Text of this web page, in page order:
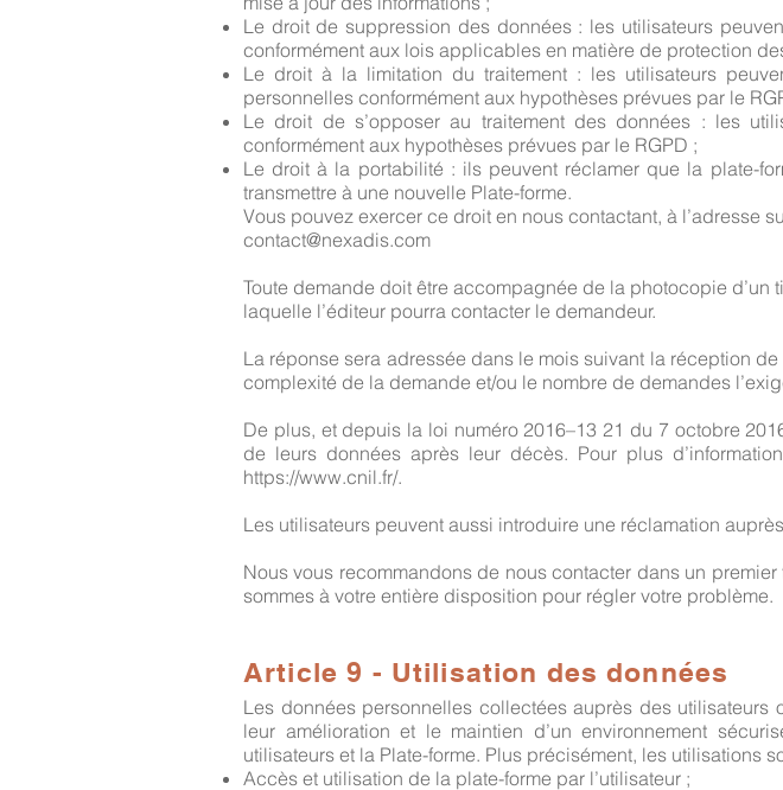
Le droit de suppression des données : les utilisateurs
conformément aux lois applicables en matière de protection
Le droit à la limitation du traitement : les utilisateurs
personnelles conformément aux hypothèses prévues par le
Le droit de s’opposer au traitement des données : les
conformément aux hypothèses prévues par le RGPD ;
Le droit à la portabilité : ils peuvent réclamer que la plate-
transmettre à une nouvelle Plate-forme.
Vous pouvez exercer ce droit en nous contactant, à l’adresse
contact@nexadis.com
Toute demande doit être accompagnée de la photocopie d’un
laquelle l’éditeur pourra contacter le demandeur.
La réponse sera adressée dans le mois suivant la réception
complexité de la demande et/ou le nombre de demandes
De plus, et depuis la loi numéro 2016–13 21 du 7 octobre
de leurs données après leur décès. Pour plus
https://www.cnil.fr/.
Les utilisateurs peuvent aussi introduire une réclamation
Nous vous recommandons de nous contacter dans un
sommes à votre entière disposition pour régler votre problème.
Article 9 - Utilisation des données
Les données personnelles collectées auprès des
leur amélioration et le maintien d’un environnement
utilisateurs et la Plate-forme. Plus précisément, les utilisations
Accès et utilisation de la plate-forme par l’utilisateur ;